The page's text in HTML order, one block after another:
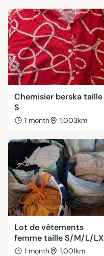
Chemisier berska taille
S
1 month 1,003km
Lot de vêtements
femme taille S/M/L/LX
1 month 1,001km